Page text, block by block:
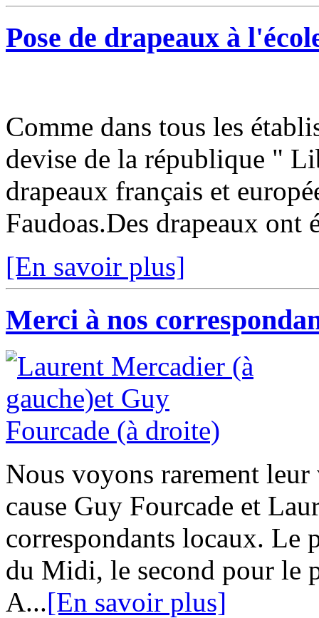
Pose de drapeaux à
Comme dans tous les
devise de la république "
drapeaux français et
Faudoas.Des drapeaux ont
[En savoir plus]
Merci à nos
Nous voyons rarement leur
cause Guy Fourcade et
correspondants locaux. Le
du Midi, le second pour le
A...[En savoir plus]